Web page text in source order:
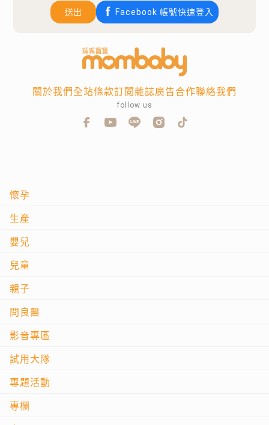
送出
Facebook 帳號快速登入
懷孕
生產
嬰兒
兒童
親子
問良醫
影音專區
試用大隊
專題活動
專欄
關於我們全站條款訂閱雜誌廣告合作聯絡我們
follow us